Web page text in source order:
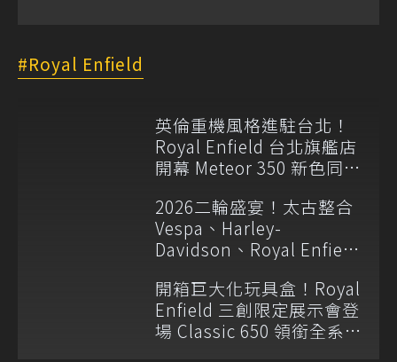
Royal Enfield
英倫重機風格進駐台北！
Royal Enfield 台北旗艦店
開幕 Meteor 350 新色同步
2026二輪盛宴！太古整合
Vespa、Harley-
Davidson、Royal Enfield
士生態系
開箱巨大化玩具盒！Royal
Enfield 三創限定展示會登
場 Classic 650 領銜全系